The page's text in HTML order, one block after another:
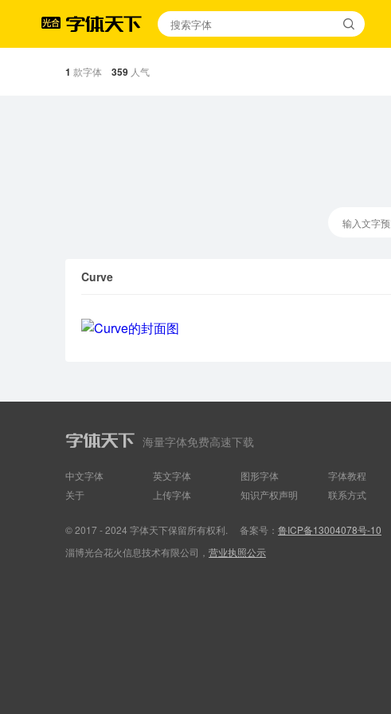
1 款字体 359 人气
Curve
海量字体免费高速下载
中文字体 英文字体 图形字体 字体教程
关于
上传字体 知识产权声明 联系方式
© 2017 - 2024 字体天下保留所有权利. 备案号： 鲁ICP备13004078号-10
淄博光合花火信息技术有限公司， 营业执照公示